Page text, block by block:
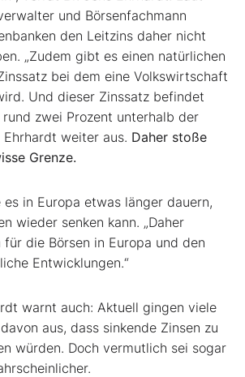
und Börsenfachmann
den Leitzins daher nicht
„Zudem gibt es einen natürlichen
bei dem eine Volkswirtschaft
Und dieser Zinssatz befindet
zwei Prozent unterhalb der
weiter aus. Daher stoße
Grenze.
in Europa etwas länger dauern,
wieder senken kann. „Daher
die Börsen in Europa und den
Entwicklungen.“
warnt auch: Aktuell gingen viele
aus, dass sinkende Zinsen zu
würden. Doch vermutlich sei sogar